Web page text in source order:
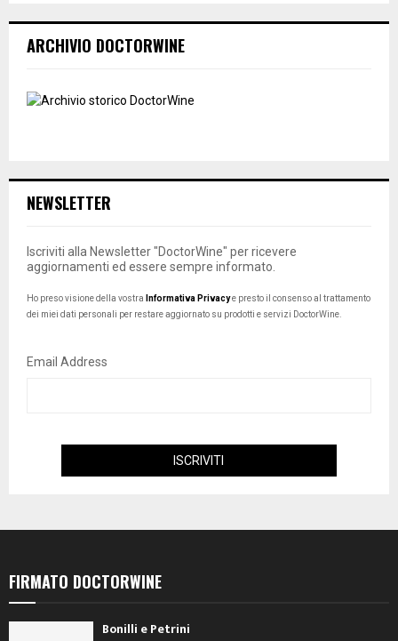
ARCHIVIO DOCTORWINE
NEWSLETTER
Iscriviti alla Newsletter "DoctorWine" per ricevere
aggiornamenti ed essere sempre informato.
Ho preso visione della vostra Informativa Privacye presto il consenso al trattamento
dei miei dati personali per restare aggiornato su prodotti e servizi DoctorWine.
Email Address
FIRMATO DOCTORWINE
Bonilli e Petrini